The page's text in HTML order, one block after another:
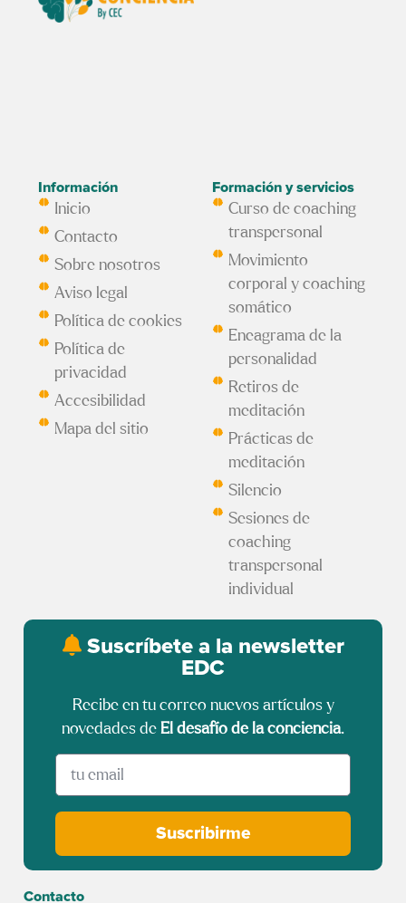
Información
Inicio
Contacto
Sobre nosotros
Aviso legal
Política de cookies
Política de
privacidad
Accesibilidad
Mapa del sitio
Formación y servicios
Curso de coaching
transpersonal
Movimiento
corporal y coaching
somático
Eneagrama de la
personalidad
Retiros de
meditación
Prácticas de
meditación
Silencio
Sesiones de
coaching
transpersonal
individual
Suscríbete a la newsletter
EDC
Recibe en tu correo nuevos artículos y
novedades de El desafío de la conciencia.
Suscribirme
Contacto